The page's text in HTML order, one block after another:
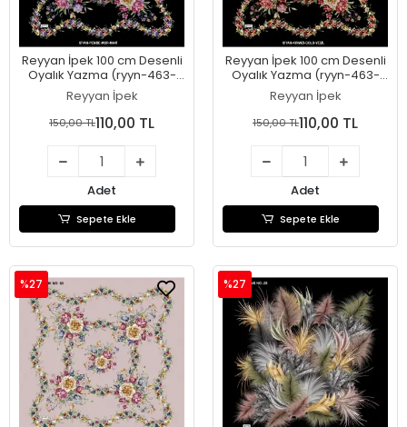
Reyyan İpek 100 cm Desenli
Oyalık Yazma (ryyn-463-
03)
Reyyan İpek
150,00 TL110,00 TL
Adet
Sepete Ekle
Reyyan İpek 100 cm Desenli
Oyalık Yazma (ryyn-463-
02)
Reyyan İpek
150,00 TL110,00 TL
Adet
Sepete Ekle
%27 %27